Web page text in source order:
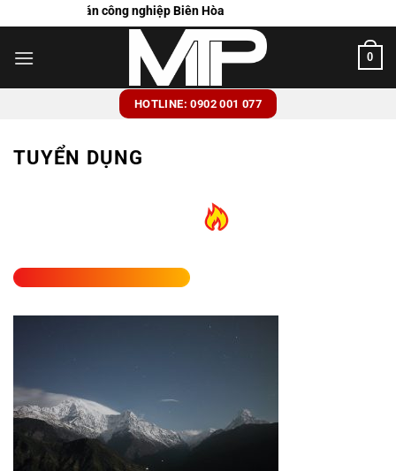
đến
nội
cấp suất ăn công nghiệp Biên Hòa
0
HOTLINE: 0902 001 077
TUYỂN DỤNG